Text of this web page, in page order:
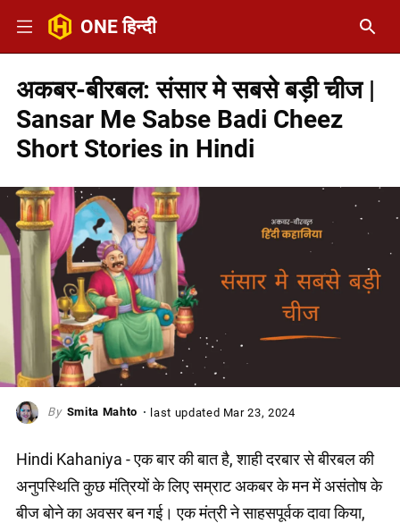
ONE हिन्दी
अकबर-बीरबल: संसार मे सबसे बड़ी चीज |
Sansar Me Sabse Badi Cheez
Short Stories in Hindi
Smita Mahto last updated Mar 23, 2024
Hindi Kahaniya - एक बार की बात है, शाही दरबार से बीरबल की
अनुपस्थिति कुछ मंत्रियों के लिए सम्राट अकबर के मन में असंतोष के
बीज बोने का अवसर बन गई। एक मंत्री ने साहसपूर्वक दावा किया,